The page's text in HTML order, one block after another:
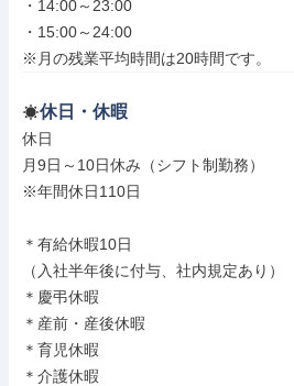
・14:00～23:00
・15:00～24:00
※月の残業平均時間は20時間です。
休日・休暇
休日
月9日～10日休み（シフト制勤務）
※年間休日110日
＊有給休暇10日
（入社半年後に付与、社内規定あり）
＊慶弔休暇
＊産前・産後休暇
＊育児休暇
＊介護休暇